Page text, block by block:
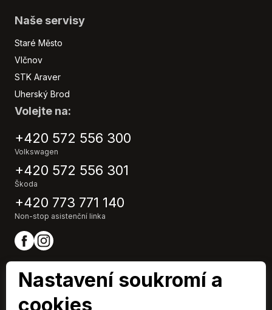
Imobilizér
Indikátor parkování
Litá kola
Manuální převodovka
Multifunkční volant
Nouzové brzdění (PEBS)
Originál autorádio
Palubní počítač
Parkovací asistent
Parkovací kamera
Parkovací senzory přední
Parkovací senzory zadní
Plní 'EURO VI'
Pohon 4x2
Posilovač řízení
Naše servisy
Staré Město
Vlčnov
STK Araver
Uherský Brod
Volejte na:
+420 572 556 300
Volkswagen
+420 572 556 301
Škoda
+420 773 771 140
Non-stop asistenční linka
Nastavení soukromí a
cookies